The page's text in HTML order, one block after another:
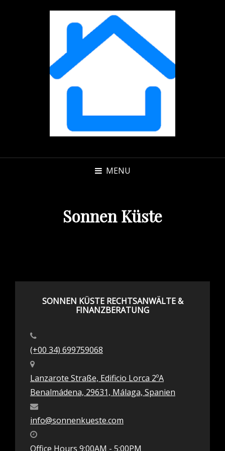
MENU
Sonnen Küste
SONNEN KÜSTE RECHTSANWÄLTE &
FINANZBERATUNG
(+00 34) 699759068
Lanzarote Straße, Edificio Lorca 2ºA
Benalmádena, 29631, Málaga, Spanien
info@sonnenkueste.com
Office Hours 9:00AM - 5:00PM